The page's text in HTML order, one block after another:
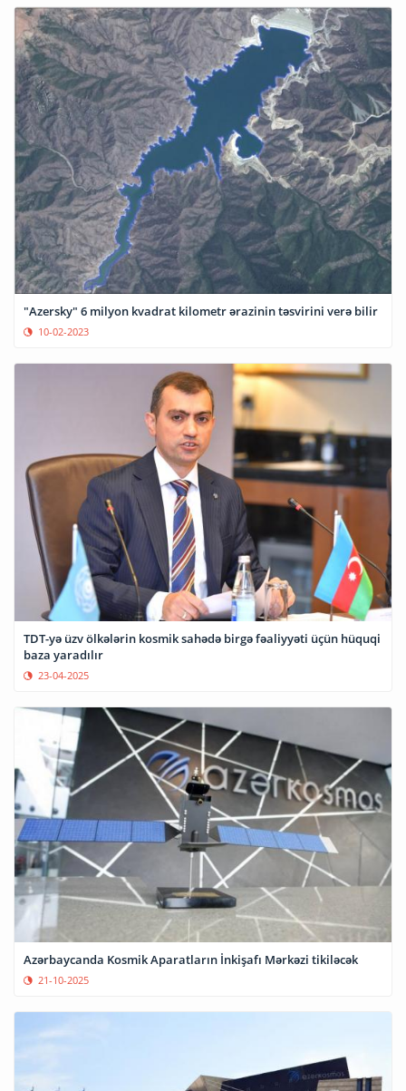
"Azersky" 6 milyon kvadrat kilometr ərazinin təsvirini verə bilir
10-02-2023
TDT-yə üzv ölkələrin kosmik sahədə birgə fəaliyyəti üçün hüquqi
baza yaradılır
23-04-2025
Azərbaycanda Kosmik Aparatların İnkişafı Mərkəzi tikiləcək
21-10-2025